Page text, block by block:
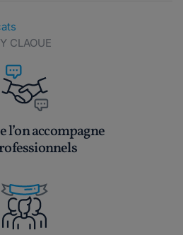
CLAOUE
l’on accompagne